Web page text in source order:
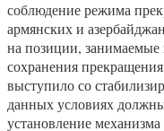
соблюдение режима
армянских и
на позиции,
сохранения
выступило со
данных условиях
установление